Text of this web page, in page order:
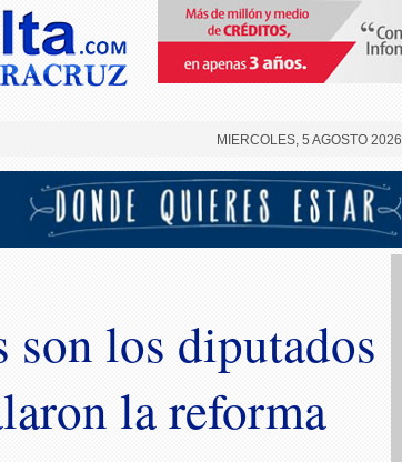
MIERCOLES, 5 AGOSTO 2026
los diputados
la reforma